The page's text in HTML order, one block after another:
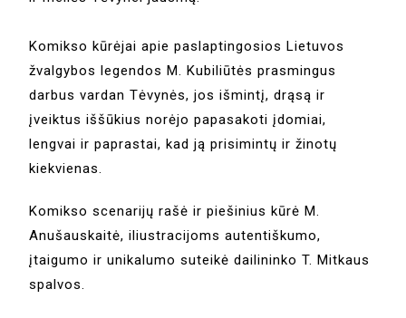
Komikso kūrėjai apie paslaptingosios Lietuvos
žvalgybos legendos M. Kubiliūtės prasmingus
darbus vardan Tėvynės, jos išmintį, drąsą ir
įveiktus iššūkius norėjo papasakoti įdomiai,
lengvai ir paprastai, kad ją prisimintų ir žinotų
kiekvienas.
Komikso scenarijų rašė ir piešinius kūrė M.
Anušauskaitė, iliustracijoms autentiškumo,
įtaigumo ir unikalumo suteikė dailininko T. Mitkaus
spalvos.